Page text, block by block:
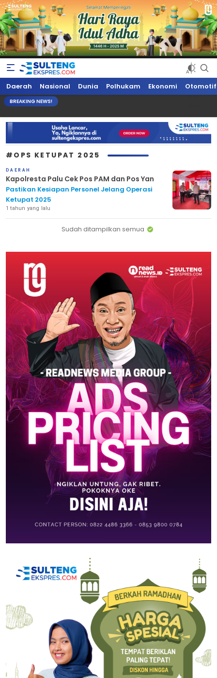
Sultengekspres.com
Berita Seputar Sulteng Hari Ini, Update Terkini, Suaranya Rakyat
Sulteng
Daerah Nasional Dunia Polhukam Ekonomi Otomotif
BREAKING NEWS!
#OPS KETUPAT 2025
DAERAH
Kapolresta Palu Cek Pos PAM dan Pos Yan
Pastikan Kesiapan Personel Jelang Operasi
Ketupat 2025
1 tahun yang lalu
Sudah ditampilkan semua